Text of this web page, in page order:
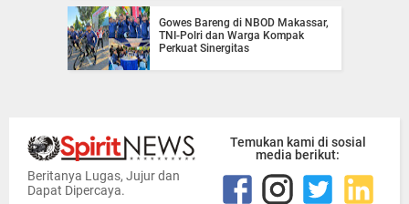
Gowes Bareng di NBOD Makassar,
TNI-Polri dan Warga Kompak
Perkuat Sinergitas
Beritanya Lugas, Jujur dan
Dapat Dipercaya.
Temukan kami di sosial
media berikut: